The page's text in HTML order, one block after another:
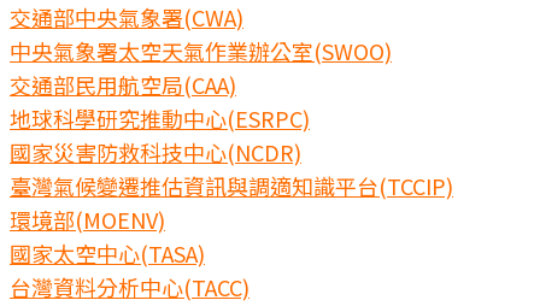
交通部中央氣象署(CWA)
中央氣象署太空天氣作業辦公室(SWOO)
交通部民用航空局(CAA)
地球科學研究推動中心(ESRPC)
國家災害防救科技中心(NCDR)
臺灣氣候變遷推估資訊與調適知識平台(TCCIP)
環境部(MOENV)
國家太空中心(TASA)
台灣資料分析中心(TACC)